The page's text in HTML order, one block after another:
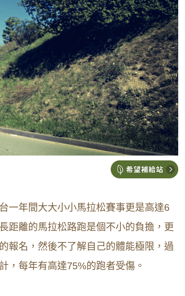
一年間大大小小馬拉松賽事更是高達6
距離的馬拉松路跑是個不小的負擔，更
報名，然後不了解自己的體能極限，過
，每年有高達75%的跑者受傷。